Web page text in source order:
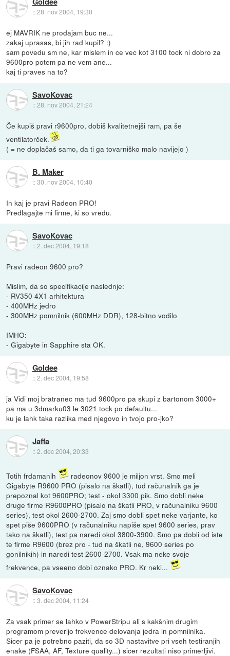
::28. nov 2004, 19:30
ej MAVRIK ne prodajam buc ne...
zakaj uprasas, bi jih rad kupil? :)
sam povedu sm ne, kar mislem in ce vec kot 3100 tock ni dobro za
9600pro potem pa ne vem ane...
kaj ti praves na to?
SavoKovac
::28. nov 2004, 21:24
Če kupiš pravi r9600pro, dobiš kvalitetnejši ram, pa še
ventilatorček.
( = ne doplačaš samo, da ti ga tovarniško malo navijejo )
B. Maker
::30. nov 2004, 10:40
In kaj je pravi Radeon PRO!
Predlagajte mi firme, ki so vredu.
SavoKovac
::2. dec 2004, 19:18
Pravi radeon 9600 pro?
Mislim, da so specifikacije naslednje:
- RV350 4X1 arhitektura
- 400MHz jedro
- 300MHz pomnilnik (600MHz DDR), 128-bitno vodilo
IMHO:
- Gigabyte in Sapphire sta OK.
Goldee
::2. dec 2004, 19:58
ja Vidi moj bratranec ma tud 9600pro pa skupi z bartonom 3000+
pa ma u 3dmarku03 le 3021 tock po defaultu...
ku je lahk taka razlika med njegovo in tvojo pro-jko?
Jaffa
::2. dec 2004, 20:33
Totih frdamanih
radeonov 9600 je miljon vrst. Smo meli
Gigabyte R9600 PRO (pisalo na škatli), tud računalnik ga je
prepoznal kot 9600PRO; test - okol 3300 pik. Smo dobli neke
druge firme R9600PRO (pisalo na škatli PRO, v računalniku 9600
series), test okol 2600-2700. Zaj smo dobli spet neke varjante, ko
spet piše 9600PRO (v računalniku napiše spet 9600 series, prav
tako na škatli), test pa naredi okol 3800-3900. Smo pa dobli od iste
te firme R9600 (brez pro - tud na škatli ne, 9600 series po
gonilnikih) in naredi test 2600-2700. Vsak ma neke svoje
frekvence, pa vseeno dobi oznako PRO. Kr neki...
SavoKovac
::3. dec 2004, 11:24
Za vsak primer se lahko v PowerStripu ali s kakšnim drugim
programom preverijo frekvence delovanja jedra in pomnilnika.
Sicer pa je potrebno paziti, da so 3D nastavitve pri vseh testiranjih
enake (FSAA, AF, Texture quality...) sicer rezultati niso primerljivi.